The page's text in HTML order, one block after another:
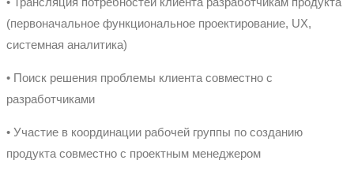
(первоначальное функциональное проектирование, UX,
системная аналитика)
• Поиск решения проблемы клиента совместно с
разработчиками
• Участие в координации рабочей группы по созданию
продукта совместно с проектным менеджером